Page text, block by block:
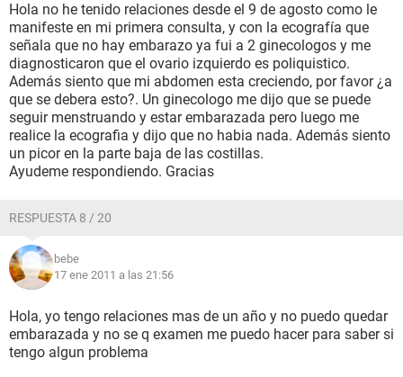
Hola no he tenido relaciones desde el 9 de agosto como le
manifeste en mi primera consulta, y con la ecografía que
señala que no hay embarazo ya fui a 2 ginecologos y me
diagnosticaron que el ovario izquierdo es poliquistico.
Además siento que mi abdomen esta creciendo, por favor ¿a
que se debera esto?. Un ginecologo me dijo que se puede
seguir menstruando y estar embarazada pero luego me
realice la ecografia y dijo que no habia nada. Además siento
un picor en la parte baja de las costillas.
Ayudeme respondiendo. Gracias
RESPUESTA 8 / 20
bebe
17 ene 2011 a las 21:56
Hola, yo tengo relaciones mas de un año y no puedo quedar
embarazada y no se q examen me puedo hacer para saber si
tengo algun problema